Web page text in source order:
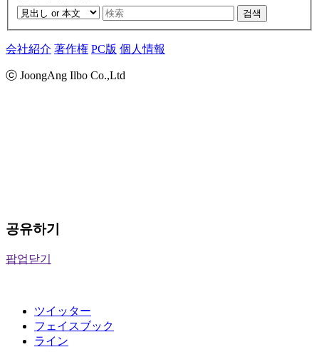
검색
会社紹介 著作権 PC版 個人情報
ⓒ JoongAng Ilbo Co.,Ltd
공유하기
팝업닫기
ツイッター
フェイスブック
ライン